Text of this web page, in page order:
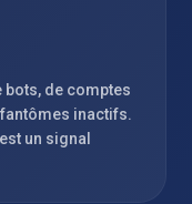
bots, de comptes
inactifs.
un signal